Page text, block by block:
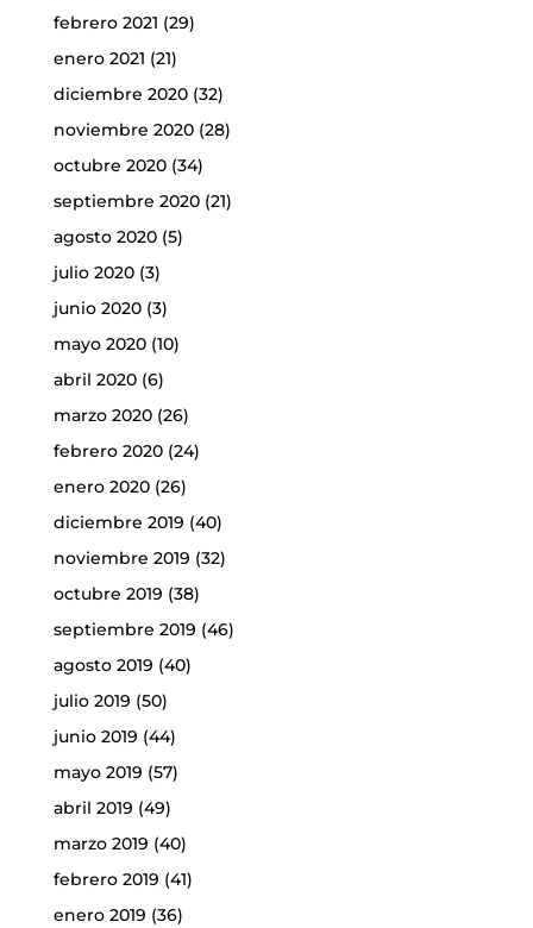
febrero 2021 (29)
enero 2021 (21)
diciembre 2020(32)
noviembre 2020(28)
octubre 2020(34)
septiembre 2020(21)
agosto 2020(5)
julio 2020(3)
junio 2020(3)
mayo 2020(10)
abril 2020(6)
marzo 2020(26)
febrero 2020(24)
enero 2020(26)
diciembre 2019 (40)
noviembre 2019 (32)
octubre 2019 (38)
septiembre 2019 (46)
agosto 2019 (40)
julio 2019 (50)
junio 2019 (44)
mayo 2019 (57)
abril 2019 (49)
marzo 2019 (40)
febrero 2019 (41)
enero 2019 (36)